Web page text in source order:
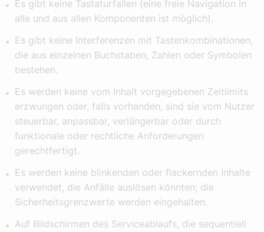
Es gibt keine Tastaturfallen (eine freie Navigation in
alle und aus allen Komponenten ist möglich).
Es gibt keine Interferenzen mit Tastenkombinationen,
die aus einzelnen Buchstaben, Zahlen oder Symbolen
bestehen.
Es werden keine vom Inhalt vorgegebenen Zeitlimits
erzwungen oder, falls vorhanden, sind sie vom Nutzer
steuerbar, anpassbar, verlängerbar oder durch
funktionale oder rechtliche Anforderungen
gerechtfertigt.
Es werden keine blinkenden oder flackernden Inhalte
verwendet, die Anfälle auslösen könnten; die
Sicherheitsgrenzwerte werden eingehalten.
Auf Bildschirmen des Serviceablaufs, die sequentiell